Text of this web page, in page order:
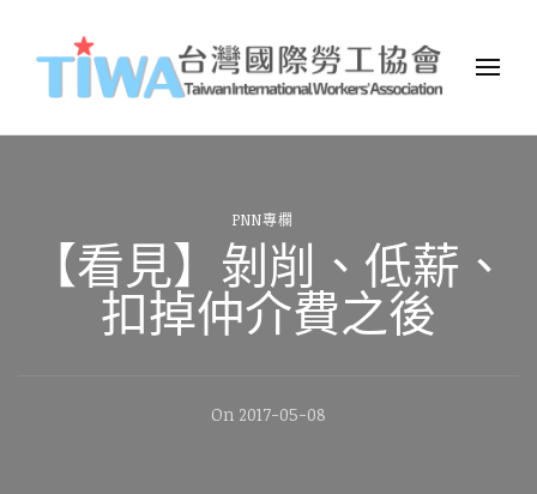
TIWA台灣國際勞工協會
台灣國際勞工協會（Taiwan International Workers
Association，簡稱TIWA），是全台第一個以國際移工為服務對象的
PNN專欄
【看見】剝削、低薪、
扣掉仲介費之後
On 2017-05-08